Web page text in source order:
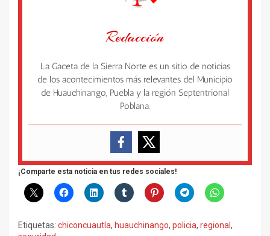
Redacción
La Gaceta de la Sierra Norte es un sitio de noticias
de los acontecimientos más relevantes del Municipio
de Huauchinango, Puebla y la región Septentrional
Poblana.
¡Comparte esta noticia en tus redes sociales!
Etiquetas: chiconcuautla, huauchinango, policia, regional ,